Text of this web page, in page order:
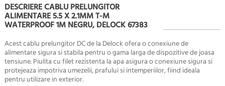
DESCRIERE CABLU PRELUNGITOR
ALIMENTARE 5.5 X 2.1MM T-M
WATERPROOF 1M NEGRU, DELOCK 67383
Acest cablu prelungitor DC de la Delock ofera o conexiune de
alimentare sigura si stabila pentru o gama larga de dispozitive de joasa
tensiune. Piulita cu filet rezistenta la apa asigura o conexiune sigura si
protejeaza impotriva umezelii, prafului si intemperiilor, fiind ideala
pentru utilizare in exterior.